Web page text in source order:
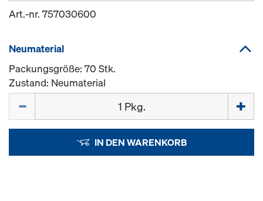
Art.-nr. 757030600
Neumaterial
Packungsgröße: 70 Stk.
Zustand: Neumaterial
IN DEN WARENKORB